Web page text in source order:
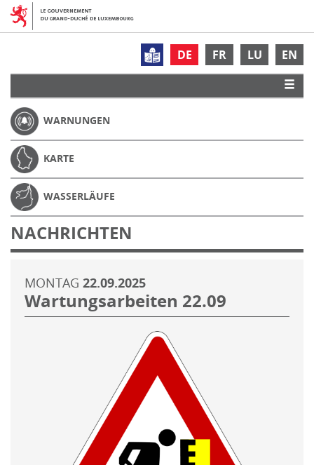
DE FR LU EN
WARNUNGEN
KARTE
WASSERLÄUFE
NACHRICHTEN
MONTAG 22.09.2025
Wartungsarbeiten 22.09